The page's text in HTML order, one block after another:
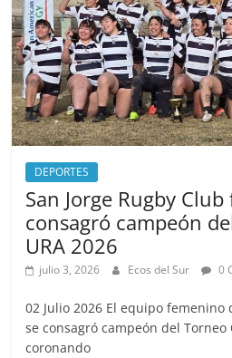
k
DEPORTES
San Jorge Rugby
consagró campeón
URA 2026
julio 3, 2026 Ecos del Sur 0
02 Julio 2026 El equipo femenino
se consagró campeón del Torneo
coronando